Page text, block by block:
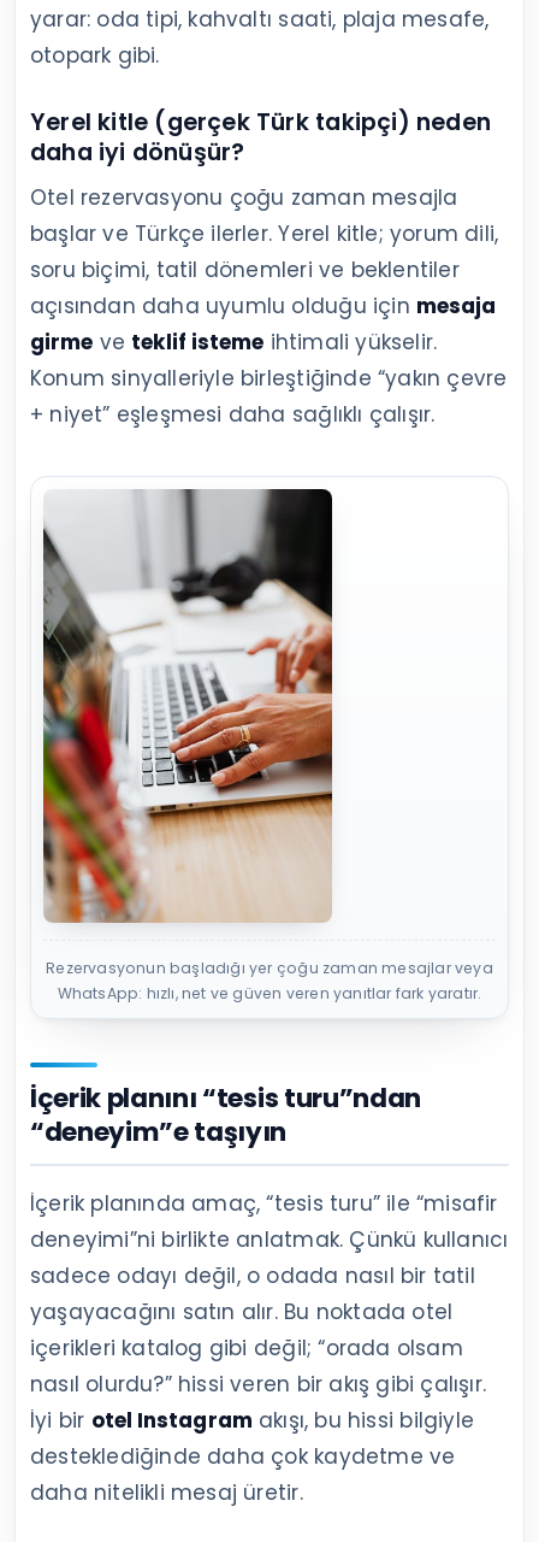
yarar: oda tipi, kahvaltı saati, plaja mesafe,
otopark gibi.
Yerel kitle (gerçek Türk takipçi) neden
daha iyi dönüşür?
Otel rezervasyonu çoğu zaman mesajla
başlar ve Türkçe ilerler. Yerel kitle; yorum dili,
soru biçimi, tatil dönemleri ve beklentiler
açısından daha uyumlu olduğu için mesaja
girme ve teklif isteme ihtimali yükselir.
Konum sinyalleriyle birleştiğinde “yakın çevre
+ niyet” eşleşmesi daha sağlıklı çalışır.
Rezervasyonun başladığı yer çoğu zaman mesajlar veya
WhatsApp: hızlı, net ve güven veren yanıtlar fark yaratır.
İçerik planını “tesis turu”ndan
“deneyim”e taşıyın
İçerik planında amaç, “tesis turu” ile “misafir
deneyimi”ni birlikte anlatmak. Çünkü kullanıcı
sadece odayı değil, o odada nasıl bir tatil
yaşayacağını satın alır. Bu noktada otel
içerikleri katalog gibi değil; “orada olsam
nasıl olurdu?” hissi veren bir akış gibi çalışır.
İyi bir otel Instagram akışı, bu hissi bilgiyle
desteklediğinde daha çok kaydetme ve
daha nitelikli mesaj üretir.